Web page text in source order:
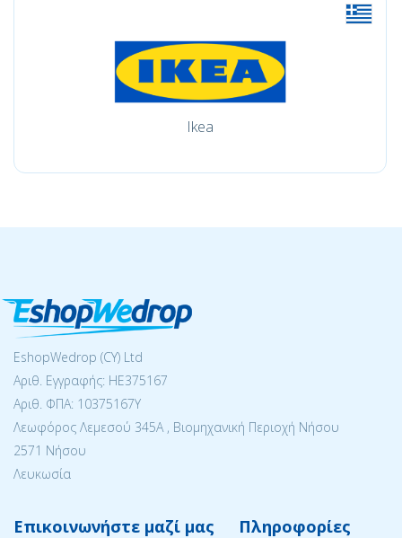
Ikea
EshopWedrop (CY) Ltd
Αριθ. Εγγραφής: ΗΕ375167
Αριθ. ΦΠΑ: 10375167Y
Λεωφόρος Λεμεσού 345Α , Βιομηχανική Περιοχή Νήσου
2571 Νήσου
Λευκωσία
Επικοινωνήστε μαζί μας Πληροφορίες